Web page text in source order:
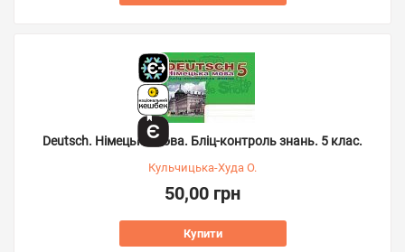
Deutsch. Німецька мова. Бліц-контроль знань. 5 клас.
Кульчицька-Худа О.
50,00 грн
Купити